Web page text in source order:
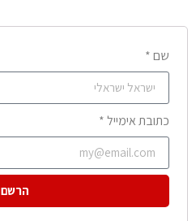
שם *
כתובת אימייל *
הרשם